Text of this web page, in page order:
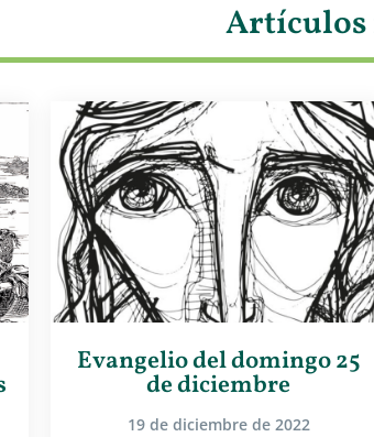
Artículos
Evangelio del domingo 25
de diciembre
19 de diciembre de 2022